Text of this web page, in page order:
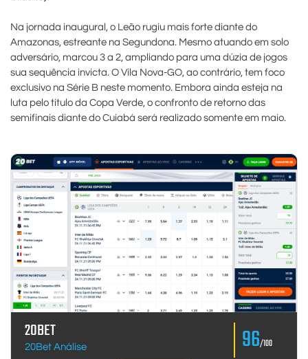
Na jornada inaugural, o Leão rugiu mais forte diante do
Amazonas, estreante na Segundona. Mesmo atuando em solo
adversário, marcou 3 a 2, ampliando para uma dúzia de jogos
sua sequência invicta. O Vila Nova-GO, ao contrário, tem foco
exclusivo na Série B neste momento. Embora ainda esteja na
luta pelo título da Copa Verde, o confronto de retorno das
semifinais diante do Cuiabá será realizado somente em maio.
20BET
20Bet Análise 96/100